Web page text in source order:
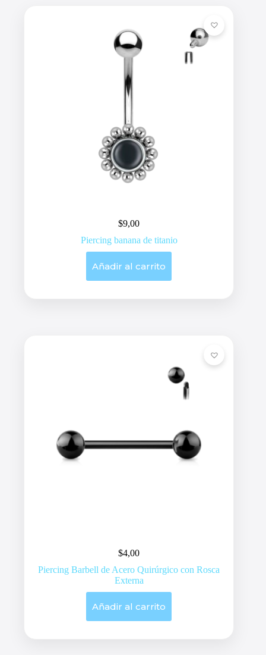
$9,00
Piercing banana de titanio
Añadir al carrito
$4,00
Piercing Barbell de Acero Quirúrgico con Rosca
Externa
Añadir al carrito